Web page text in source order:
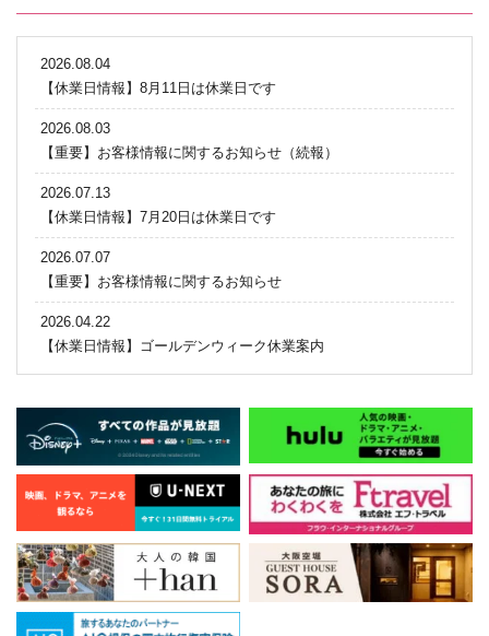
2026.08.04
【休業日情報】8月11日は休業日です
2026.08.03
【重要】お客様情報に関するお知らせ（続報）
2026.07.13
【休業日情報】7月20日は休業日です
2026.07.07
【重要】お客様情報に関するお知らせ
2026.04.22
【休業日情報】ゴールデンウィーク休業案内